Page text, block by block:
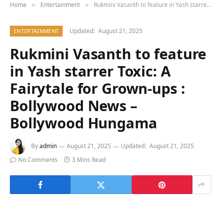
Home » Entertainment » Rukmini Vasanth to feature in Yash starrer Toxic: A Fairytale for Grown-ups : Bollywood News – Bollywood Hungama
ENTERTAINMENT Updated: August 21, 2025
Rukmini Vasanth to feature
in Yash starrer Toxic: A
Fairytale for Grown-ups :
Bollywood News –
Bollywood Hungama
Byadmin August 21, 2025 Updated: August 21, 2025
No Comments
3 Mins Read